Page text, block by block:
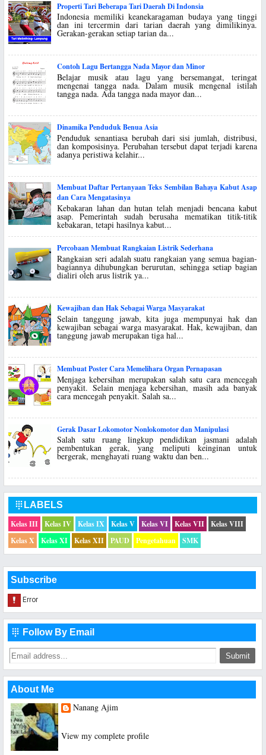
Properti Tari Beberapa Tari Daerah Di Indonsia
Indonesia memiliki keanekaragaman budaya yang tinggi
dan ini tercermin dari tarian daerah yang dimilikinya.
Gerakan-gerakan setiap tarian da...
Contoh Lagu Bertangga Nada Mayor dan Minor
Belajar musik atau lagu yang bersemangat, teringat
mengenai tangga nada. Dalam musik mengenal istilah
tangga nada. Ada tangga nada mayor dan...
Dinamika Penduduk Benua Asia
Penduduk senantiasa berubah dari sisi jumlah, distribusi,
dan komposisinya. Perubahan tersebut dapat terjadi karena
adanya peristiwa kelahir...
Membuat Daftar Pertanyaan Teks Sembilan Bahaya Kabut Asap
dan Cara Mengatasinya
Kebakaran lahan dan hutan telah menjadi bencana kabut
asap. Pemerintah sudah berusaha mematikan titik-titik
kebakaran, tetapi hasilnya kabut...
Percobaan Membuat Rangkaian Listrik Sederhana
Rangkaian seri adalah suatu rangkaian yang semua bagian-
bagiannya dihubungkan berurutan, sehingga setiap bagian
dialiri oleh arus listrik ya...
Kewajiban dan Hak Sebagai Warga Masyarakat
Selain tanggung jawab, kita juga mempunyai hak dan
kewajiban sebagai warga masyarakat. Hak, kewajiban, dan
tanggung jawab merupakan tiga hal...
Membuat Poster Cara Memelihara Organ Pernapasan
Menjaga kebersihan merupakan salah satu cara mencegah
penyakit. Selain menjaga kebersihan, masih ada banyak
cara mencegah penyakit. Salah sa...
Gerak Dasar Lokomotor Nonlokomotor dan Manipulasi
Salah satu ruang lingkup pendidikan jasmani adalah
pembentukan gerak, yang meliputi keinginan untuk
bergerak, menghayati ruang waktu dan ben...
 LABELS
Kelas III
Kelas IV Kelas IX Kelas V Kelas VI Kelas VII
Kelas VIII
Kelas X
Kelas XI Kelas XII PAUD Pengetahuan SMK
Subscribe
 Follow By Email
About Me
Nanang Ajim
View my complete profile